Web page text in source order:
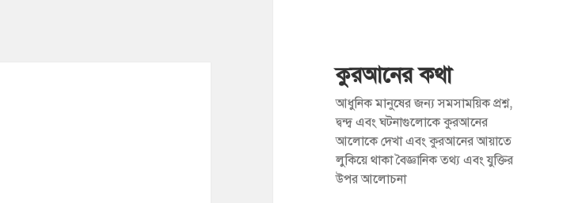
কুরআনের কথা
আধুনিক মানুষের জন্য সমসাময়িক প্রশ্ন,
দ্বন্দ্ব এবং ঘটনাগুলোকে কুরআনের
আলোকে দেখা এবং কুরআনের আয়াতে
লুকিয়ে থাকা বৈজ্ঞানিক তথ্য এবং যুক্তির
উপর আলোচনা